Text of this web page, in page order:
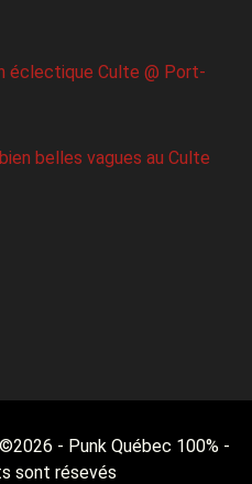
éclectique Culte @ Port-
belles vagues au Culte
2026 - Punk Québec 100% -
sont résevés